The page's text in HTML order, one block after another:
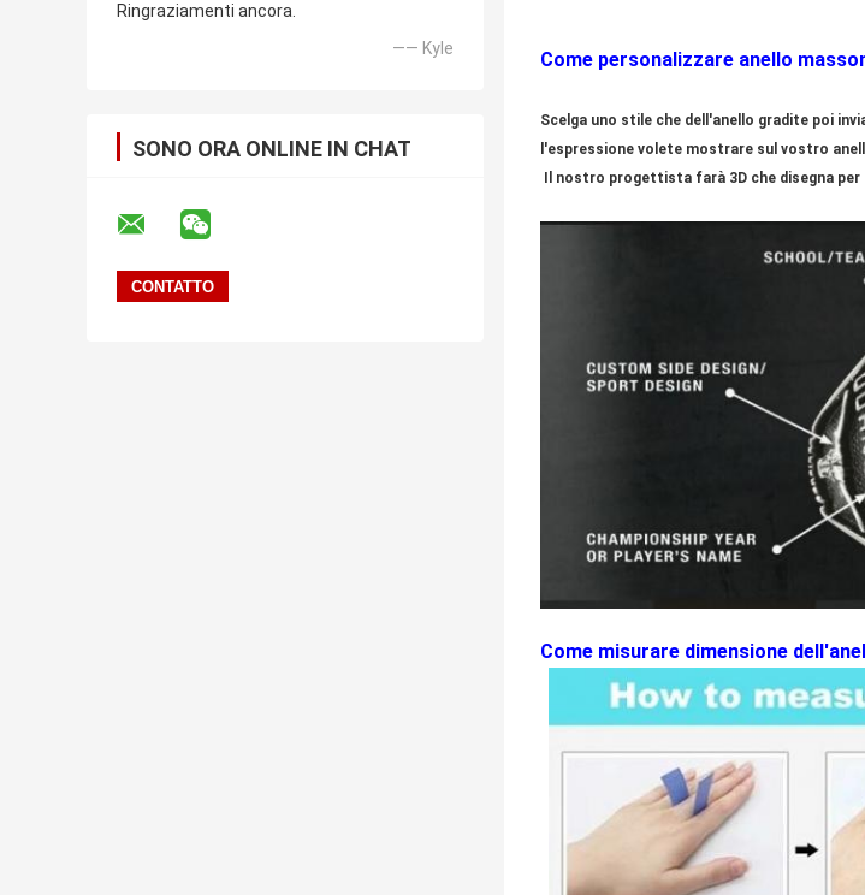
Ringraziamenti ancora.
—— Kyle
SONO ORA ONLINE IN CHAT
Come personalizzare anello
Scelga uno stile che dell'anello gradite poi
l'espressione volete mostrare sul vostro
Il nostro progettista farà 3D che disegna
Come misurare dimensione